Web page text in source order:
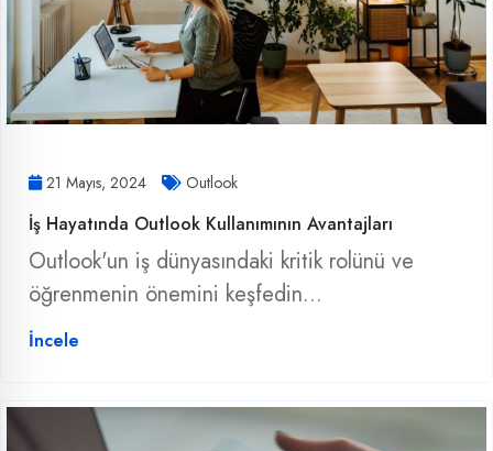
21 Mayıs, 2024 Outlook
İş Hayatında Outlook Kullanımının Avantajları
Outlook'un iş dünyasındaki kritik rolünü ve
öğrenmenin önemini keşfedin...
İncele